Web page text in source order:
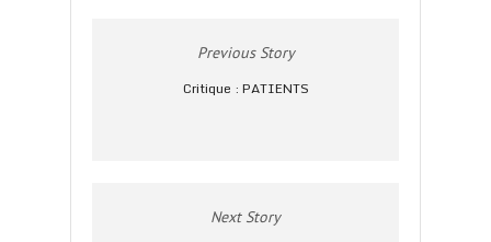
Previous Story
Critique : PATIENTS
Next Story